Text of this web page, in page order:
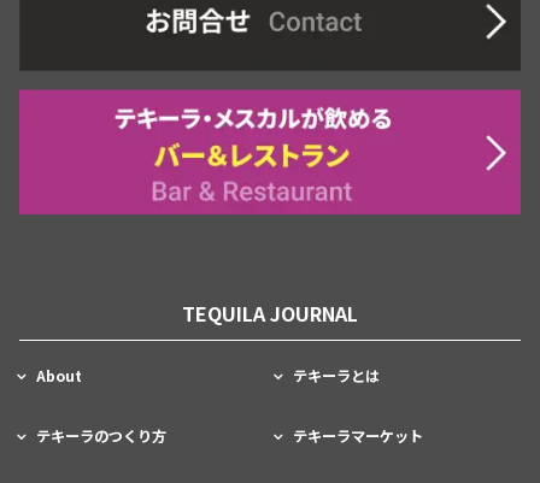
TEQUILA JOURNAL
About テキーラとは
テキーラのつくり方 テキーラマーケット